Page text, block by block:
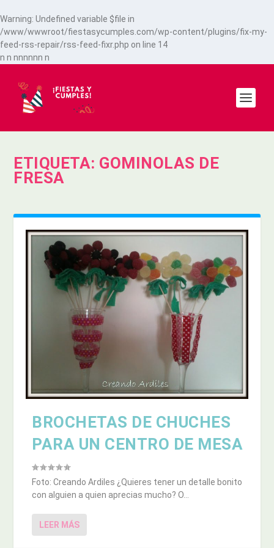
Warning: Undefined variable $file in
/www/wwwroot/fiestasycumples.com/wp-content/plugins/fix-my-
feed-rss-repair/rss-feed-fixr.php on line 14
n n nnnnnn n
ETIQUETA: GOMINOLAS DE
FRESA
BROCHETAS DE CHUCHES
PARA UN CENTRO DE MESA
Foto: Creando Ardiles ¿Quieres tener un detalle bonito
con alguien a quien aprecias mucho? O...
LEER MÁS